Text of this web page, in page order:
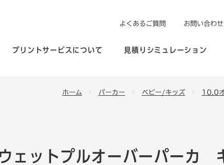
よくあるご質問 お問い合わせ
プリントサービスについて 見積りシミュレーション
ホーム パーカー ベビー/キッズ 10.0
ェットプルオーバーパーカ